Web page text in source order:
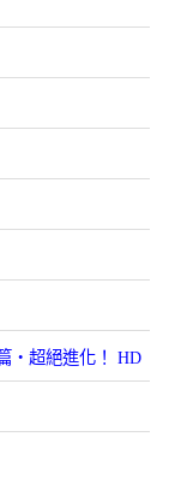
・超絕進化！ HD